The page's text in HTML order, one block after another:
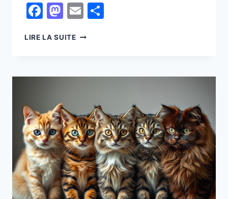
Facebook
Mastodon
Email
LIRE LA SUITEL’IMPORTANCE
CHEZ
BIRMANIE
:
UN
CHOIX
ESSENTIEL
POUR
SA
SANTÉ